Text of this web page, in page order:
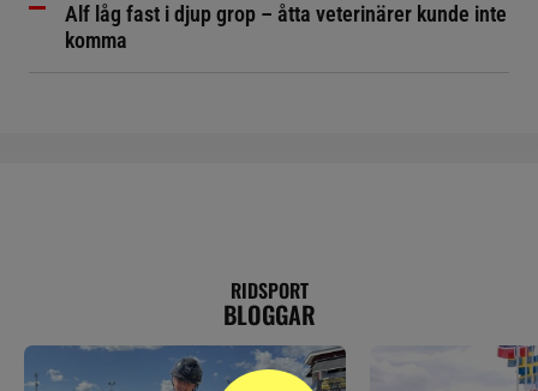
Alf låg fast i djup grop – åtta veterinärer kunde inte
komma
RIDSPORT
BLOGGAR